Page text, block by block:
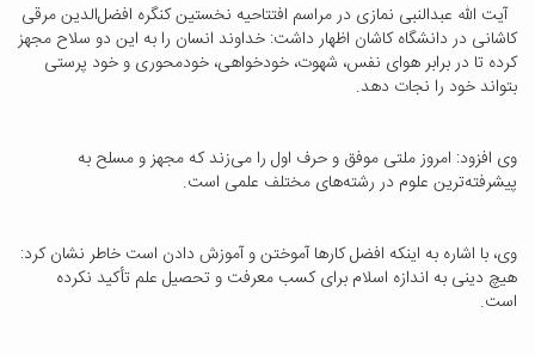
آیت الله عبدالنبی نمازی در مراسم افتتاحیه نخستین کنگره افضل‌الدین مرقی
کاشانی در دانشگاه کاشان اظهار داشت: خداوند انسان را به این دو سلاح مجهز
کرده تا در برابر هوای نفس، شهوت، خودخواهی، خودمحوری و خود پرستی
بتواند خود را نجات دهد.
وی افزود: امروز ملتی موفق و حرف اول را می‌زند که مجهز و مسلح به
پیشرفته‌ترین علوم در رشته‌های مختلف علمی است.
وی، با اشاره به اینکه افضل کارها آموختن و آموزش دادن است خاطر نشان کرد:
هیچ دینی به اندازه اسلام برای کسب معرفت و تحصیل علم تأکید نکرده
است.